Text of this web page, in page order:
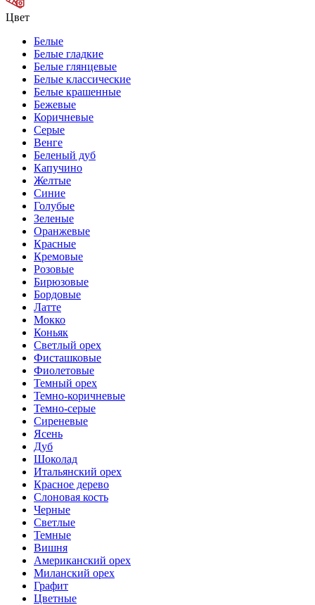
Цвет
Белые
Белые гладкие
Белые глянцевые
Белые классические
Белые крашенные
Бежевые
Коричневые
Серые
Венге
Беленый дуб
Капучино
Желтые
Синие
Голубые
Зеленые
Оранжевые
Красные
Кремовые
Розовые
Бирюзовые
Бордовые
Латте
Мокко
Коньяк
Светлый орех
Фисташковые
Фиолетовые
Темный орех
Темно-коричневые
Темно-серые
Сиреневые
Ясень
Дуб
Шоколад
Итальянский орех
Красное дерево
Слоновая кость
Черные
Светлые
Темные
Вишня
Американский орех
Миланский орех
Графит
Цветные